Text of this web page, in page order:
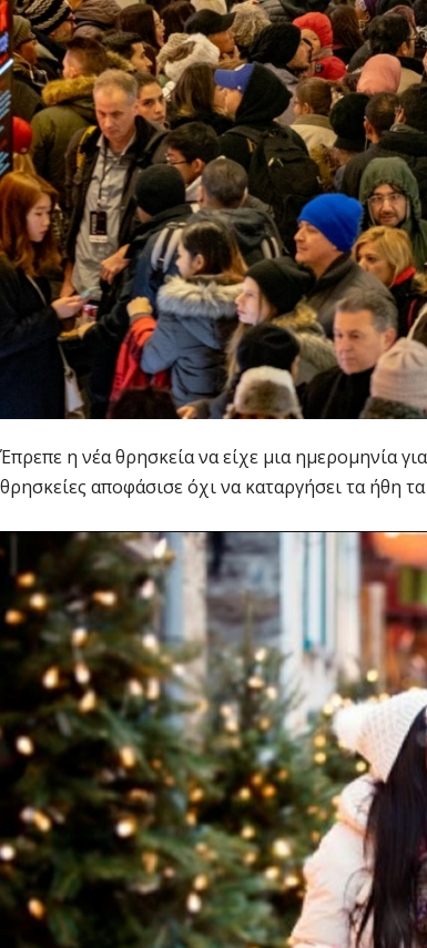
Έπρεπε η νέα θρησκεία να είχε μια ημερομηνία
θρησκείες αποφάσισε όχι να καταργήσει τα ήθη τα